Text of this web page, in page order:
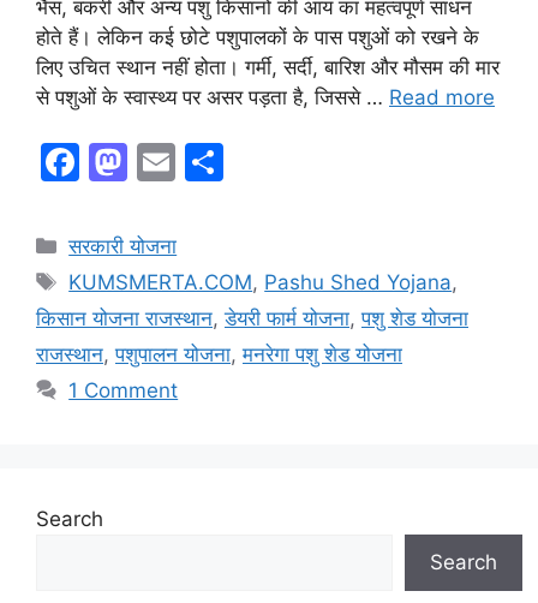
भैंस, बकरी और अन्य पशु किसानों की आय का महत्वपूर्ण साधन
होते हैं। लेकिन कई छोटे पशुपालकों के पास पशुओं को रखने के
लिए उचित स्थान नहीं होता। गर्मी, सर्दी, बारिश और मौसम की मार
से पशुओं के स्वास्थ्य पर असर पड़ता है, जिससे … Read more
F
c
e
b
o
o
M
st
o
d
o
n
E
ai
l
e
Categories
सरकारी योजना
Tags
KUMSMERTA.COM, Pashu Shed Yojana,
किसान योजना राजस्थान,डेयरी फार्म योजना,पशु शेड योजना
राजस्थान,पशुपालन योजना,मनरेगा पशु शेड योजना
1 Comment
Search
Search